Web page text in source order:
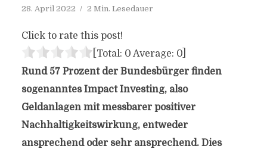
28. April 2022 2 Min. Lesedauer
Click to rate this post!
[Total: 0 Average: 0]
Rund 57 Prozent der Bundesbürger finden
sogenanntes Impact Investing, also
Geldanlagen mit messbarer positiver
Nachhaltigkeitswirkung, entweder
ansprechend oder sehr ansprechend. Dies